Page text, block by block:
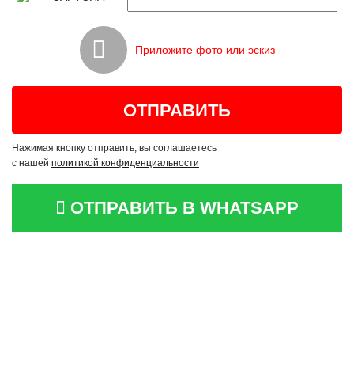
Приложите фото или эскиз
Нажимая кнопку отправить, вы соглашаетесь
с нашей политикой конфиденциальности
ОТПРАВИТЬ В WHATSAPP